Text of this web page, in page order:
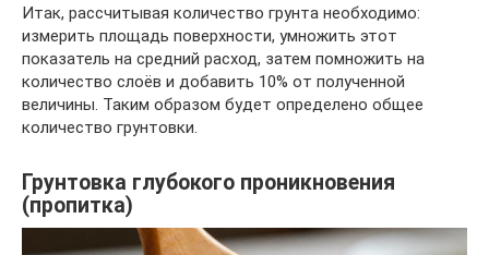
Итак, рассчитывая количество грунта необходимо:
измерить площадь поверхности, умножить этот
показатель на средний расход, затем помножить на
количество слоёв и добавить 10% от полученной
величины. Таким образом будет определено общее
количество грунтовки.
Грунтовка глубокого проникновения
(пропитка)